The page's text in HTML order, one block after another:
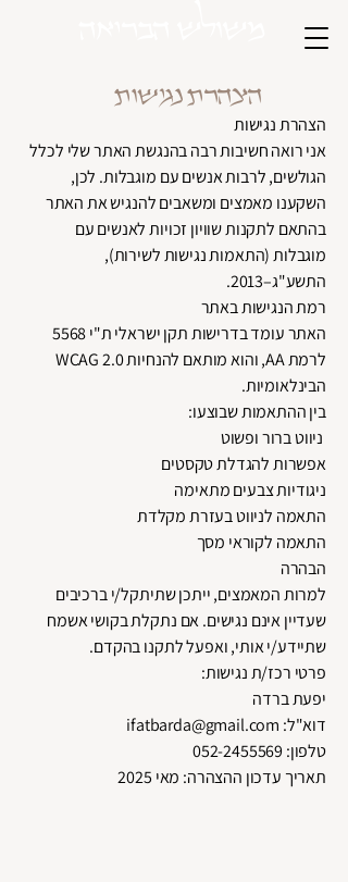
הצהרת נגישות
הצהרת נגישות
אני רואה חשיבות רבה בהנגשת האתר שלי לכלל
הגולשים, לרבות אנשים עם מוגבלות. לכן,
השקענו מאמצים ומשאבים להנגיש את האתר
בהתאם לתקנות שוויון זכויות לאנשים עם
מוגבלות (התאמות נגישות לשירות),
התשע"ג–2013.
רמת הנגישות באתר
האתר עומד בדרישות תקן ישראלי ת"י 5568
לרמת AA, והוא מותאם להנחיות WCAG 2.0
הבינלאומיות.
בין ההתאמות שבוצעו:
ניווט ברור ופשוט
אפשרות להגדלת טקסטים
ניגודיות צבעים מתאימה
התאמה לניווט בעזרת מקלדת
התאמה לקוראי מסך
הבהרה
למרות המאמצים, ייתכן שתיתקל/י ברכיבים
שעדיין אינם נגישים. אם נתקלת בקושי אשמח
שתיידע/י אותי, ואפעל לתקנו בהקדם.
פרטי רכז/ת נגישות:
יפעת ברדה
דוא"ל: ifatbarda@gmail.com
טלפון: 052-2455569
תאריך עדכון ההצהרה: מאי 2025